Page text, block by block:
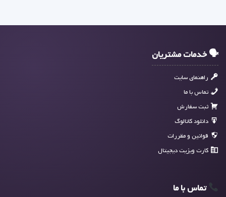
🗣 خدمات مشتریان
راهنمای سایت
تماس با ما
ثبت سفارش
دانلود کاتالوگ
قوانین و مقررات
کارت ویزیت دیجیتال
تماس با ما